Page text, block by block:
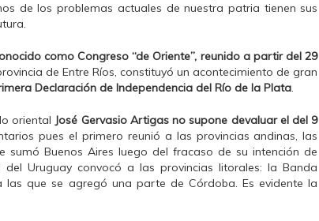
de los problemas actuales de nuestra patria tienen sus
como Congreso “de Oriente”, reunido a partir del 29
de Entre Ríos, constituyó un acontecimiento de gran
Declaración de Independencia del Río de la Plata.
oriental José Gervasio Artigas no supone devaluar el del 9
pues el primero reunió a las provincias andinas, las
Buenos Aires luego del fracaso de su intención de
Uruguay convocó a las provincias litorales: la Banda
las que se agregó una parte de Córdoba. Es evidente la